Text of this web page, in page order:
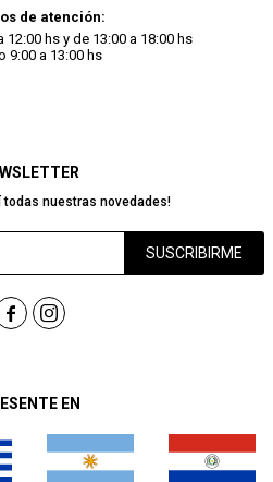
EN
todas nuestras novedades!
SUSCRIBIRME
 
de atención:
12:00 hs y de 13:00 a 18:00 hs
9:00 a 13:00 hs